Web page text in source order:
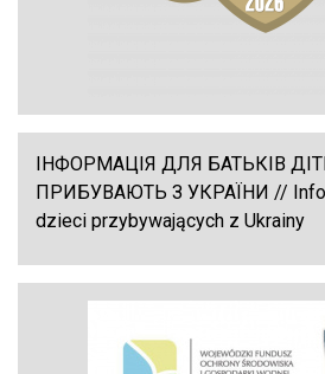
ІНФОРМАЦІЯ ДЛЯ БАТЬКІВ
ПРИБУВАЮТЬ З УКРАЇНИ //
dzieci przybywających z Ukrainy